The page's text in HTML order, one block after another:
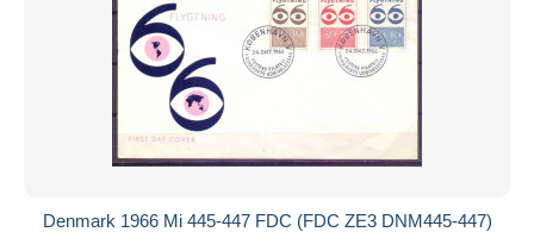
Denmark 1966 Mi 445-447 FDC (FDC ZE3 DNM445-447)